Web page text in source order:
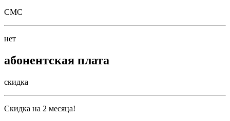
СМС
нет
абонентская плата
скидка
Скидка на 2 месяца!